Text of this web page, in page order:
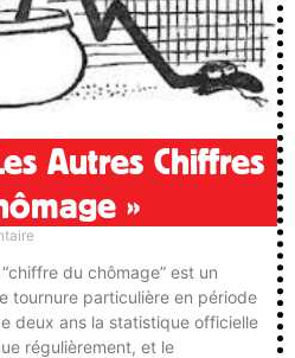
Autres Chiffres
»
du chômage” est un
tournure particulière en période
deux ans la statistique officielle
régulièrement, et le